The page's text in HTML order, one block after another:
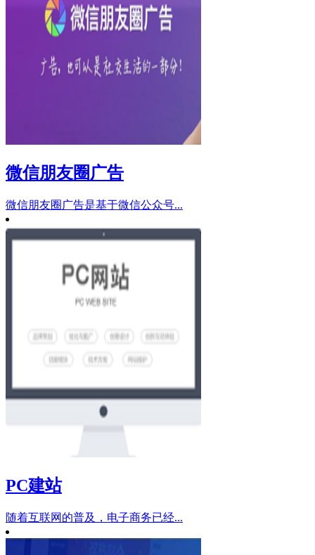
微信朋友圈广告
微信朋友圈广告是基于微信公众号...
PC建站
随着互联网的普及，电子商务已经...